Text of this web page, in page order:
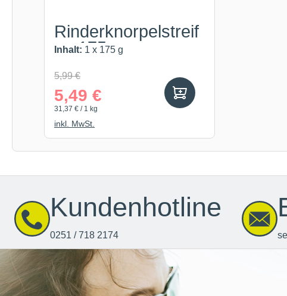
Rinderknorpelstreif
en 175g
Inhalt: 1 x 175 g
5,99 €
5,49 €
31,37 € / 1 kg
inkl. MwSt.
Kundenhotline
0251 / 718 2174